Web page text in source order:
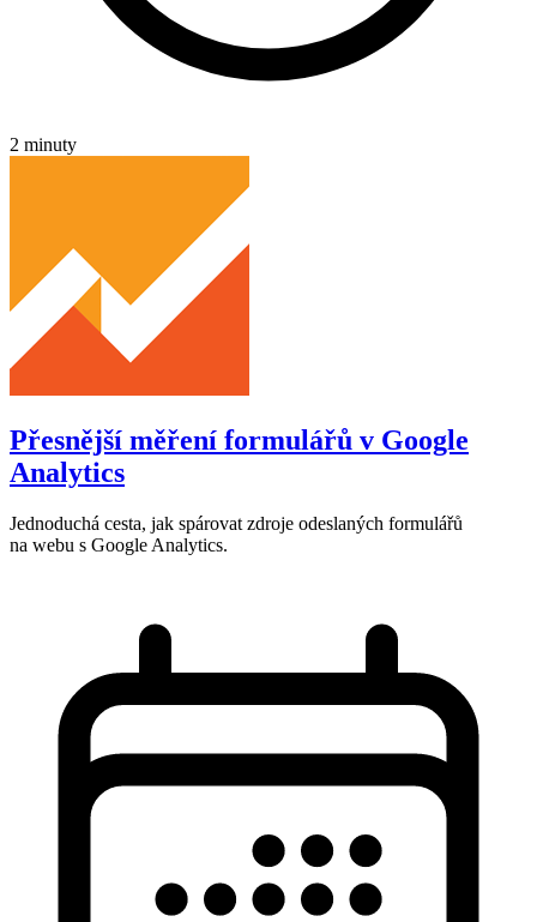
2 minuty
Přesnější měření formulářů v Google
Analytics
Jednoduchá cesta, jak spárovat zdroje odeslaných formulářů
na webu s Google Analytics.